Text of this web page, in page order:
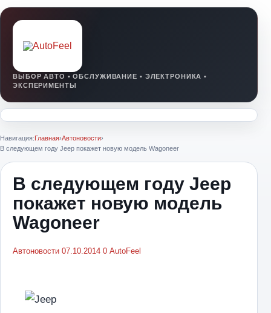
Навигация:Главная›Автоновости›
В следующем году Jeep покажет новую модель Wagoneer
В следующем году Jeep
покажет новую модель
Wagoneer
Автоновости 07.10.2014 0 AutoFeel